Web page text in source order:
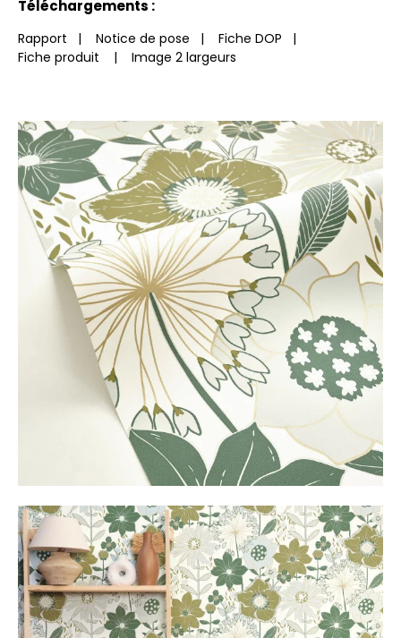
Téléchargements :
Rapport | Notice de pose | Fiche DOP |
Fiche produit
| Image 2 largeurs